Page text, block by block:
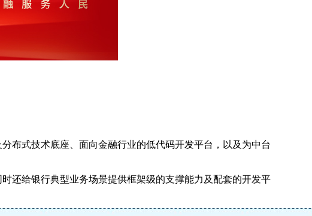
布式技术底座、面向金融行业的低代码开发平台，以及为中台
还给银行典型业务场景提供框架级的支撑能力及配套的开发平